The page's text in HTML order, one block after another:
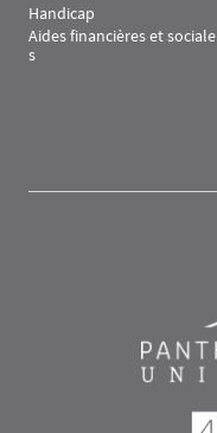
Handicap
Aides financières et sociale
s